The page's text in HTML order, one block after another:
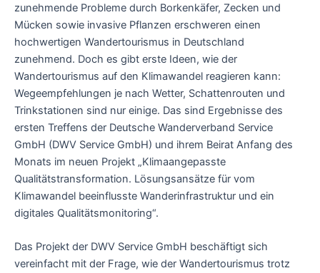
zunehmende Probleme durch Borkenkäfer, Zecken und
Mücken sowie invasive Pflanzen erschweren einen
hochwertigen Wandertourismus in Deutschland
zunehmend. Doch es gibt erste Ideen, wie der
Wandertourismus auf den Klimawandel reagieren kann:
Wegeempfehlungen je nach Wetter, Schattenrouten und
Trinkstationen sind nur einige. Das sind Ergebnisse des
ersten Treffens der Deutsche Wanderverband Service
GmbH (DWV Service GmbH) und ihrem Beirat Anfang des
Monats im neuen Projekt „Klimaangepasste
Qualitätstransformation. Lösungsansätze für vom
Klimawandel beeinflusste Wanderinfrastruktur und ein
digitales Qualitätsmonitoring“.
Das Projekt der DWV Service GmbH beschäftigt sich
vereinfacht mit der Frage, wie der Wandertourismus trotz